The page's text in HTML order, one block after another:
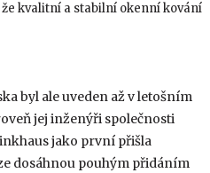
kvalitní a stabilní okenní kování
byl ale uveden až v letošním
jej inženýři společnosti
jako první přišla
dosáhnou pouhým přidáním